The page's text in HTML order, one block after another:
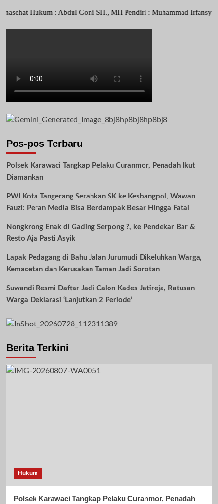
Hukum : Abdul Goni SH., MH Pendiri : Muhammad Irfansyah,
Pos-pos Terbaru
Polsek Karawaci Tangkap Pelaku Curanmor, Penadah Ikut
Diamankan
PWI Kota Tangerang Serahkan SK ke Kesbangpol, Wawan
Fauzi: Peran Media Bisa Berdampak Besar Hingga Fatal
Nongkrong Enak di Gading Serpong ?, ke Pendekar Bar &
Resto Aja Pasti Asyik
Lapak Pedagang di Bahu Jalan Jurumudi Dikeluhkan Warga,
Kemacetan dan Kerusakan Taman Jadi Sorotan
Suwandi Resmi Daftar Jadi Calon Kades Jatireja, Ratusan
Warga Deklarasi ‘Lanjutkan 2 Periode’
Berita Terkini
Hukum
Polsek Karawaci Tangkap Pelaku Curanmor, Penadah